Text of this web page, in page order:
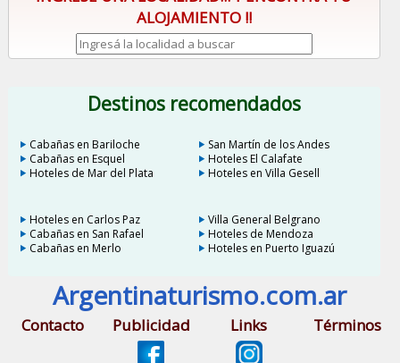
ALOJAMIENTO !!
Destinos recomendados
Cabañas en Bariloche
San Martín de los Andes
Cabañas en Esquel
Hoteles El Calafate
Hoteles de Mar del Plata
Hoteles en Villa Gesell
Hoteles en Carlos Paz
Villa General Belgrano
Cabañas en San Rafael
Hoteles de Mendoza
Cabañas en Merlo
Hoteles en Puerto Iguazú
Argentinaturismo.com.ar
Contacto Publicidad Links Términos